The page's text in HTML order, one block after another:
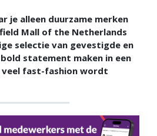
je alleen duurzame merken
Mall of the Netherlands
selectie van gevestigde en
bold statement maken in een
veel fast-fashion wordt